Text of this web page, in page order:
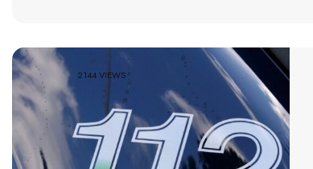
2144 VIEWS